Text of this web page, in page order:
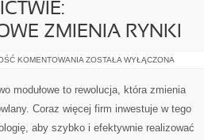
ZMIENIA RYNKI
KOMENTOWANIA REWOLUCJA
BUDOWNICTWO
MODUŁOWE
RYNKI
ZOSTAŁA WYŁĄCZONA
modułowe to rewolucja, która zmienia
Coraz więcej firm inwestuje w tego
aby szybko i efektywnie realizować